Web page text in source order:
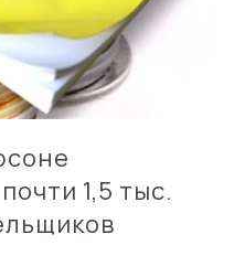
1,5 тыс.